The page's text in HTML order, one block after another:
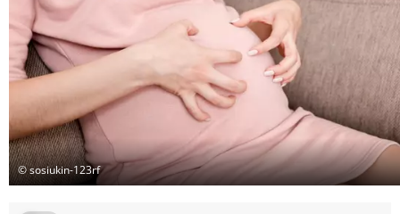
© sosiukin-123rf